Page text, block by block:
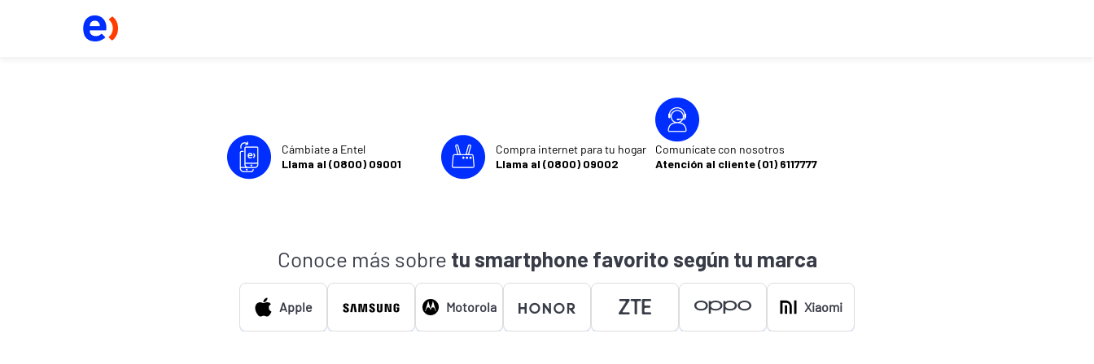
Cámbiate a Entel
Llama al (0800) 09001
Compra internet para tu hogar
Llama al (0800) 09002
Comunícate con nosotros
Atención al cliente (01) 6117777
Conoce más sobre tu smartphone favorito según tu marca
Apple Motorola Xiaomi